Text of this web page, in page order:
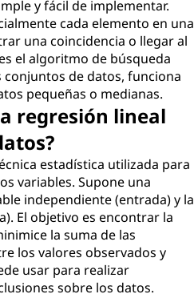
y fácil de implementar.
cada elemento en una
una coincidencia o llegar al
el algoritmo de búsqueda
de datos, funciona
pequeñas o medianas.
regresión lineal
estadística utilizada para
variables. Supone una
independiente (entrada) y la
El objetivo es encontrar la
la suma de las
los valores observados y
usar para realizar
sobre los datos.